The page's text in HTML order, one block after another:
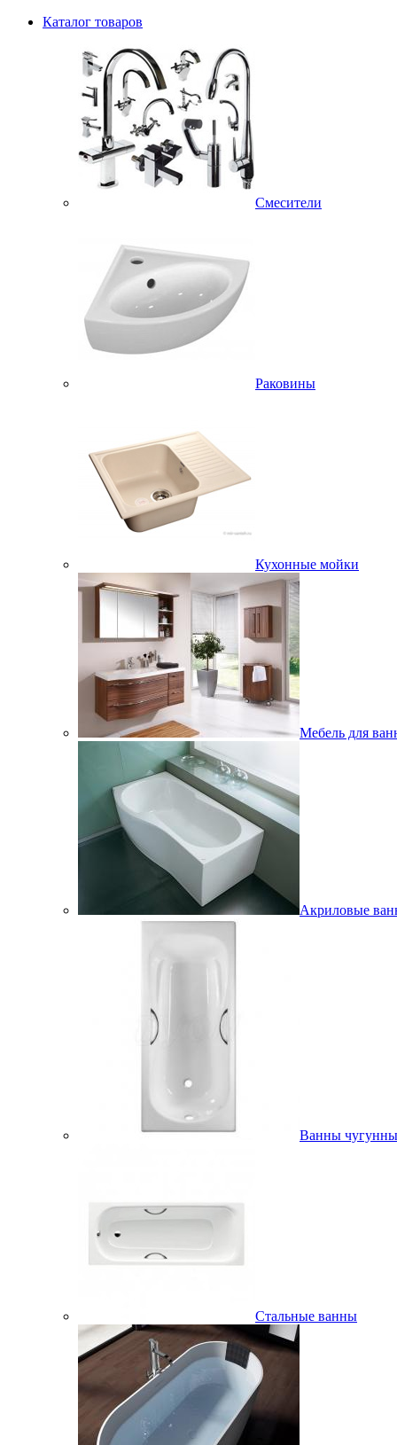
Каталог товаров
Смесители
Раковины
Кухонные мойки
Мебель для
Акриловые
Ванны
Стальные ванны